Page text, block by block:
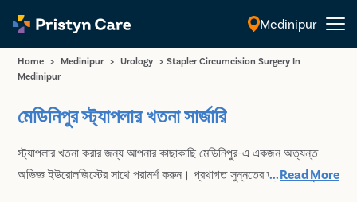
English
Medinipur
Home > Medinipur > Urology > Stapler Circumcision Surgery In
Medinipur
মেডিনিপুর স্ট্যাপলার খতনা সার্জারি
স্ট্যাপলার খতনা করার জন্য আপনার কাছাকাছি মেডিনিপুর-এ একজন অত্যন্ত
অভিজ্ঞ ইউরোলজিস্টের সাথে পরামর্শ করুন। প্রথাগত সুন্নতের তুলনায় আধুনিক
...Read More